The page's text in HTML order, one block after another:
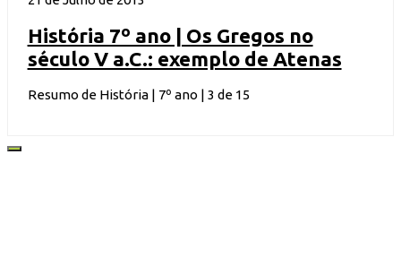
História 7º ano | Os Gregos no
século V a.C.: exemplo de Atenas
Resumo de História | 7º ano | 3 de 15